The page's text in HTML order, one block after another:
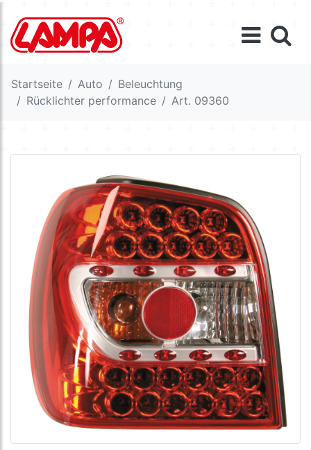
Startseite Auto
Beleuchtung
Rücklichter performance
Art. 09360